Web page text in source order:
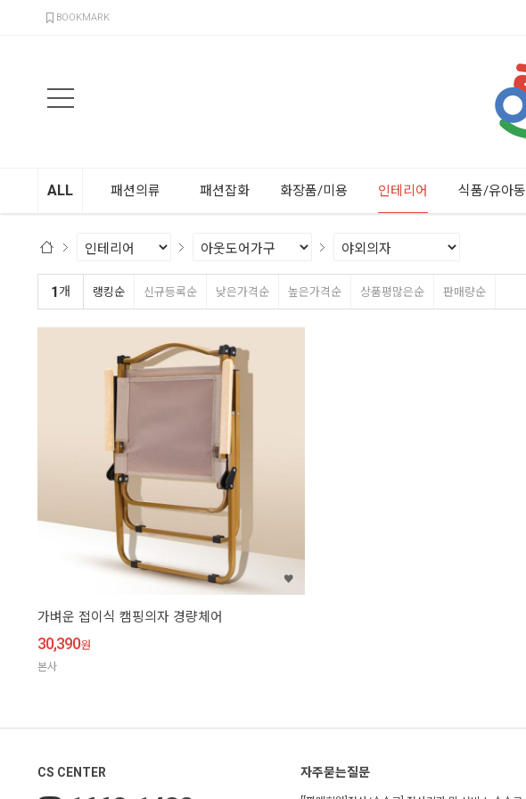
BOOKMARK
ALL 패션의류 패션잡화 화장품/미용 인테리어 식품/유아동
1개 랭킹순 신규등록순 낮은가격순 높은가격순 상품평많은순 판매량순
가벼운 접이식 캠핑의자 경량체어
30,390원
본사
CS CENTER 자주묻는질문